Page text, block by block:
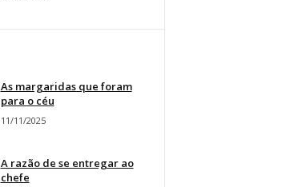
As margaridas que foram
para o céu
11/11/2025
A razão de se entregar ao
chefe